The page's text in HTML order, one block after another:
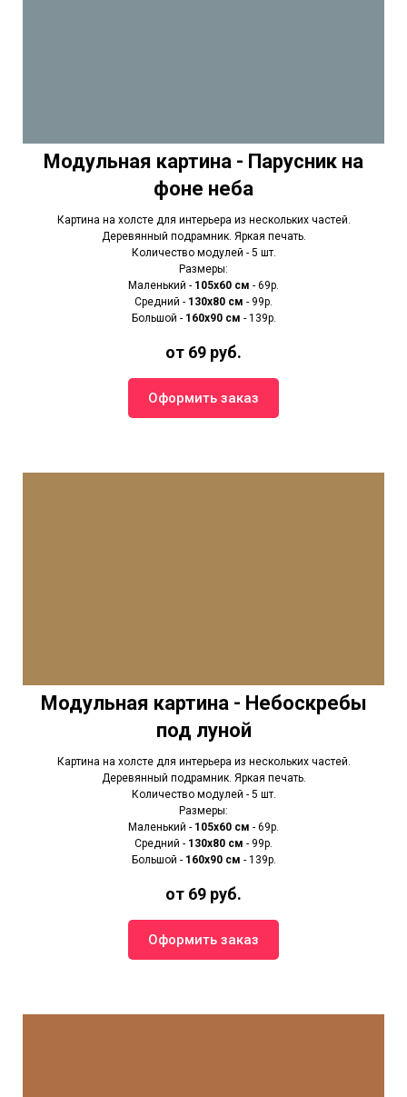
Модульная картина - Парусник на
фоне неба
Картина на холсте для интерьера из нескольких частей.
Деревянный подрамник. Яркая печать.
Количество модулей - 5 шт.
Размеры:
Маленький - 105х60 см - 69р.
Средний - 130х80 см - 99р.
Большой - 160х90 см - 139р.
от 69 руб.
Оформить заказ
Модульная картина - Небоскребы
под луной
Картина на холсте для интерьера из нескольких частей.
Деревянный подрамник. Яркая печать.
Количество модулей - 5 шт.
Размеры:
Маленький - 105х60 см - 69р.
Средний - 130х80 см - 99р.
Большой - 160х90 см - 139р.
от 69 руб.
Оформить заказ